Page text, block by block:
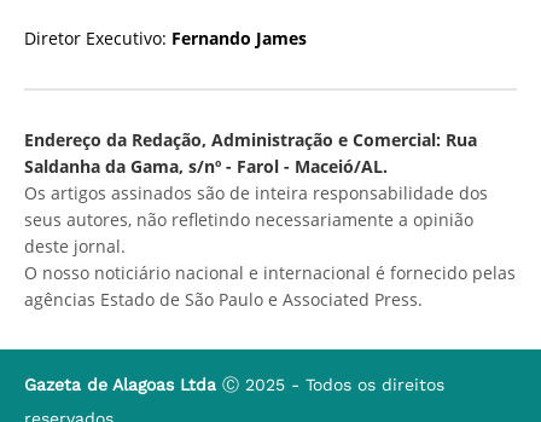
Diretor Executivo: Fernando James
Endereço da Redação, Administração e Comercial: Rua
Saldanha da Gama, s/nº - Farol - Maceió/AL.
Os artigos assinados são de inteira responsabilidade dos
seus autores, não refletindo necessariamente a opinião
deste jornal.
O nosso noticiário nacional e internacional é fornecido pelas
agências Estado de São Paulo e Associated Press.
Gazeta de Alagoas Ltda Ⓒ 2025 - Todos os direitos